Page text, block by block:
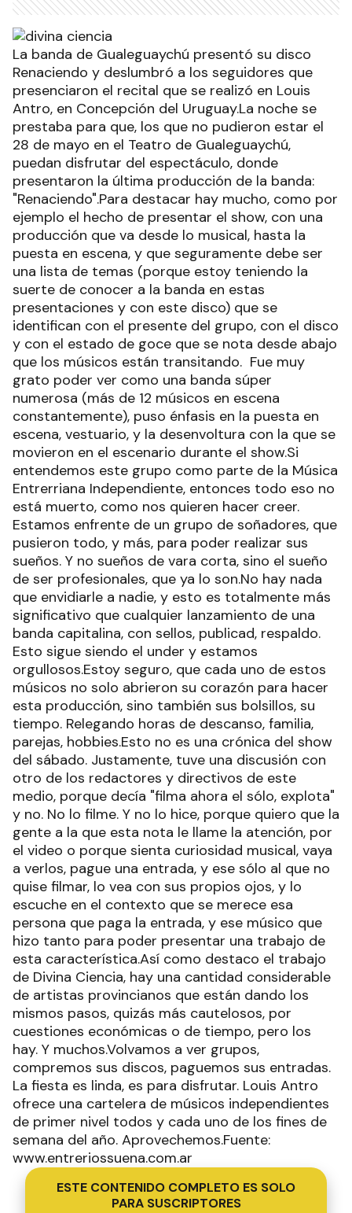
La banda de Gualeguaychú presentó su disco
Renaciendo y deslumbró a los seguidores que
presenciaron el recital que se realizó en Louis
Antro, en Concepción del Uruguay.La noche se
prestaba para que, los que no pudieron estar el
28 de mayo en el Teatro de Gualeguaychú,
puedan disfrutar del espectáculo, donde
presentaron la última producción de la banda:
"Renaciendo".Para destacar hay mucho, como por
ejemplo el hecho de presentar el show, con una
producción que va desde lo musical, hasta la
puesta en escena, y que seguramente debe ser
una lista de temas (porque estoy teniendo la
suerte de conocer a la banda en estas
presentaciones y con este disco) que se
identifican con el presente del grupo, con el disco
y con el estado de goce que se nota desde abajo
que los músicos están transitando. Fue muy
grato poder ver como una banda súper
numerosa (más de 12 músicos en escena
constantemente), puso énfasis en la puesta en
escena, vestuario, y la desenvoltura con la que se
movieron en el escenario durante el show.Si
entendemos este grupo como parte de la Música
Entrerriana Independiente, entonces todo eso no
está muerto, como nos quieren hacer creer.
Estamos enfrente de un grupo de soñadores, que
pusieron todo, y más, para poder realizar sus
sueños. Y no sueños de vara corta, sino el sueño
de ser profesionales, que ya lo son.No hay nada
que envidiarle a nadie, y esto es totalmente más
significativo que cualquier lanzamiento de una
banda capitalina, con sellos, publicad, respaldo.
Esto sigue siendo el under y estamos
orgullosos.Estoy seguro, que cada uno de estos
músicos no solo abrieron su corazón para hacer
esta producción, sino también sus bolsillos, su
tiempo. Relegando horas de descanso, familia,
parejas, hobbies.Esto no es una crónica del show
del sábado. Justamente, tuve una discusión con
otro de los redactores y directivos de este
medio, porque decía "filma ahora el sólo, explota"
y no. No lo filme. Y no lo hice, porque quiero que la
gente a la que esta nota le llame la atención, por
el video o porque sienta curiosidad musical, vaya
a verlos, pague una entrada, y ese sólo al que no
quise filmar, lo vea con sus propios ojos, y lo
escuche en el contexto que se merece esa
persona que paga la entrada, y ese músico que
hizo tanto para poder presentar una trabajo de
esta característica.Así como destaco el trabajo
de Divina Ciencia, hay una cantidad considerable
de artistas provincianos que están dando los
mismos pasos, quizás más cautelosos, por
cuestiones económicas o de tiempo, pero los
hay. Y muchos.Volvamos a ver grupos,
compremos sus discos, paguemos sus entradas.
La fiesta es linda, es para disfrutar. Louis Antro
ofrece una cartelera de músicos independientes
de primer nivel todos y cada uno de los fines de
semana del año. Aprovechemos.Fuente:
www.entreriossuena.com.ar
ESTE CONTENIDO COMPLETO ES SOLO
PARA SUSCRIPTORES